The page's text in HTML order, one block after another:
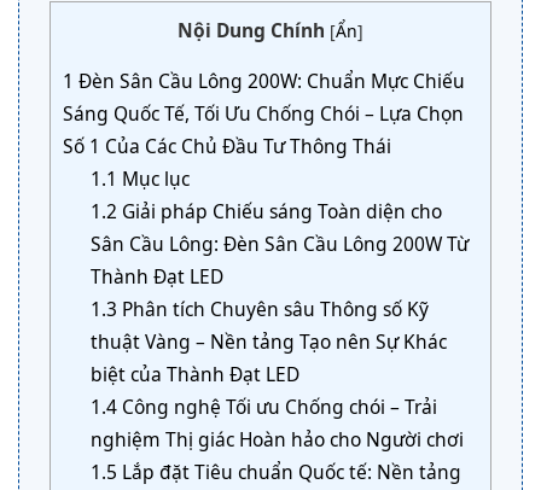
Nội Dung Chính [Ẩn]
1 Đèn Sân Cầu Lông 200W: Chuẩn Mực Chiếu
Sáng Quốc Tế, Tối Ưu Chống Chói – Lựa Chọn
Số 1 Của Các Chủ Đầu Tư Thông Thái
1.1 Mục lục
1.2 Giải pháp Chiếu sáng Toàn diện cho
Sân Cầu Lông: Đèn Sân Cầu Lông 200W Từ
Thành Đạt LED
1.3 Phân tích Chuyên sâu Thông số Kỹ
thuật Vàng – Nền tảng Tạo nên Sự Khác
biệt của Thành Đạt LED
1.4 Công nghệ Tối ưu Chống chói – Trải
nghiệm Thị giác Hoàn hảo cho Người chơi
1.5 Lắp đặt Tiêu chuẩn Quốc tế: Nền tảng